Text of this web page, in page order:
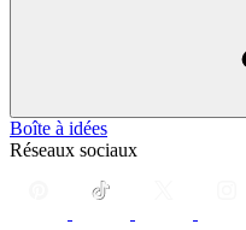
Boîte à idées
Réseaux sociaux